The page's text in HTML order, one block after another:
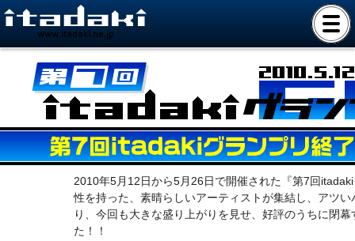
www.itadaki.ne.jp
2010年5月12日から5月26日で開催された『第7回
性を持った、素晴らしいアーティストが集結し、アツ
り、今回も大きな盛り上がりを見せ、好評のうちに閉
た！！